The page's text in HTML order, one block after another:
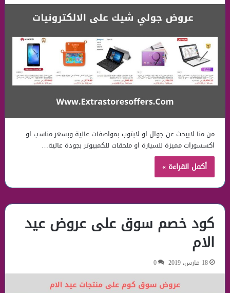
من منا لايبحث عن جوال او لابتوب بمواصفات عالية وبسعر مناسب او
اكسسورات مميزة للسيارة او ملحقات للكمبيوتر بجودة عالية…
أكمل القراءة »
كود خصم سوق على عروض عيد
الام
18 مارس، 2019 0